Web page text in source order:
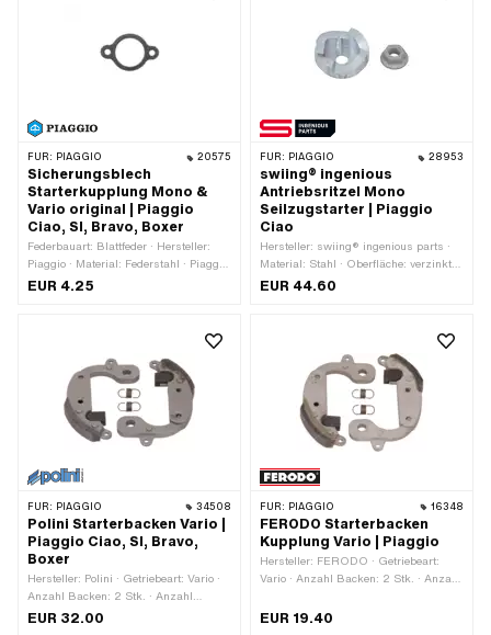
FÜR: PIAGGIO 20575
Sicherungsblech
Starterkupplung Mono &
Vario original | Piaggio
Ciao, SI, Bravo, Boxer
Federbauart: Blattfeder · Hersteller:
Piaggio · Material: Federstahl · Piaggio
OEM-Nr.: 220441
EUR 4.25
FÜR: PIAGGIO 28953
swiing® ingenious
Antriebsritzel Mono
Seilzugstarter | Piaggio
Ciao
Hersteller: swiing® ingenious parts ·
Material: Stahl · Oberfläche: verzinkt
(blau) · Höhe: 13.9 mm · Ø aussen: 35
EUR 44.60
FÜR: PIAGGIO 34508
Polini Starterbacken Vario |
Piaggio Ciao, SI, Bravo,
Boxer
Hersteller: Polini · Getriebeart: Vario ·
Anzahl Backen: 2 Stk. · Anzahl
Federn: 2 Stk. · Anwendungsbereich:
EUR 32.00
FÜR: PIAGGIO 16348
FERODO Starterbacken
Kupplung Vario | Piaggio
Hersteller: FERODO · Getriebeart:
Vario · Anzahl Backen: 2 Stk. · Anzahl
EUR 19.40